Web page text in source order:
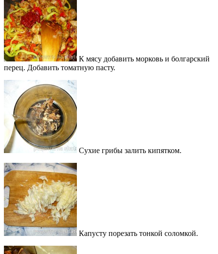
К мясу добавить морковь и болгарский
перец. Добавить томатную пасту.
Сухие грибы залить кипятком.
Капусту порезать тонкой соломкой.